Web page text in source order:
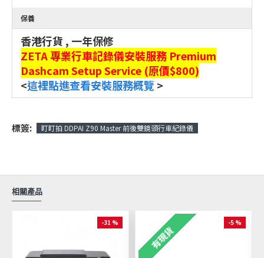
保養
香港行貨 , 一年保修
ZETA 專業行車記錄儀安裝服務 Premium
Dashcam Setup Service (原價$800)
<這裡點進查看安裝服務概覽 >
標簽: 盯盯拍 DDPAI Z90 Master 前後雙鏡頭行車紀錄儀
相關產品
-31 %
有現貨
-5 %